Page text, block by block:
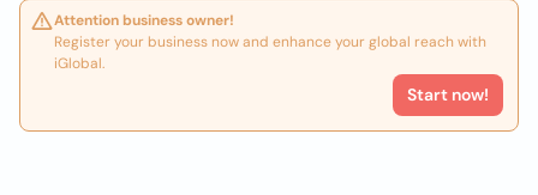
Attention business owner!
Register your business now and enhance your global reach with
iGlobal.
Start now!